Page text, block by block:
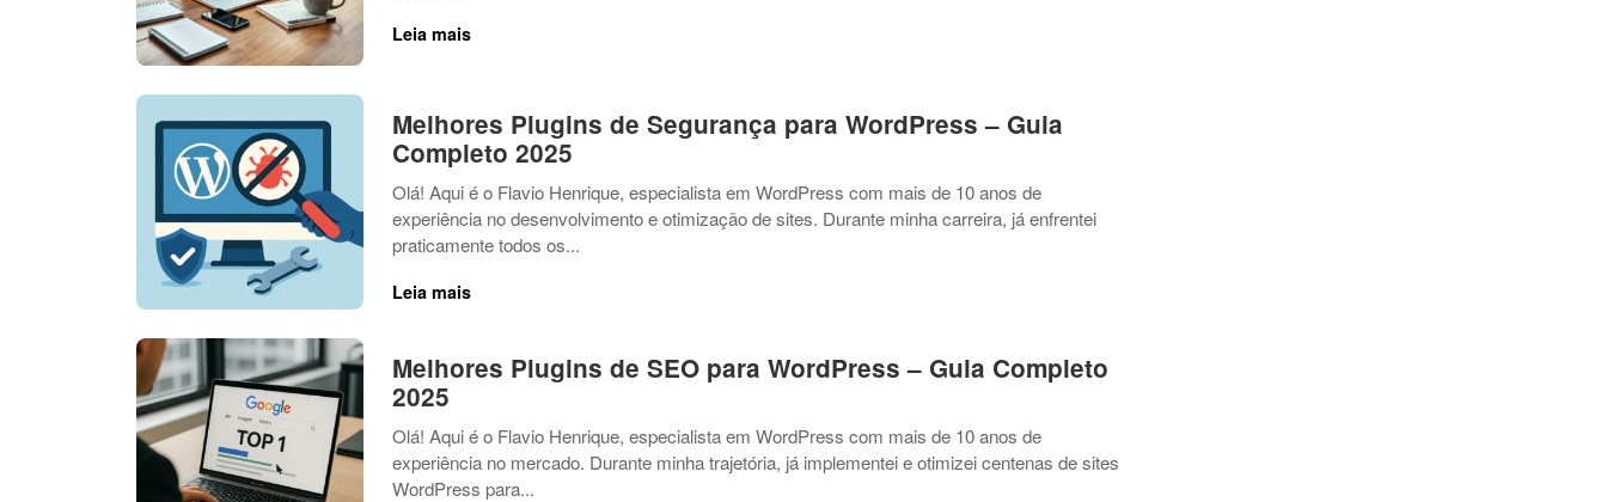
Leia mais
Melhores Plugins de Segurança para WordPress – Guia
Completo 2025
Olá! Aqui é o Flavio Henrique, especialista em WordPress com mais de 10 anos de
experiência no desenvolvimento e otimização de sites. Durante minha carreira, já enfrentei
praticamente todos os...
Leia mais
Melhores Plugins de SEO para WordPress – Guia Completo
2025
Olá! Aqui é o Flavio Henrique, especialista em WordPress com mais de 10 anos de
experiência no mercado. Durante minha trajetória, já implementei e otimizei centenas de sites
WordPress para...